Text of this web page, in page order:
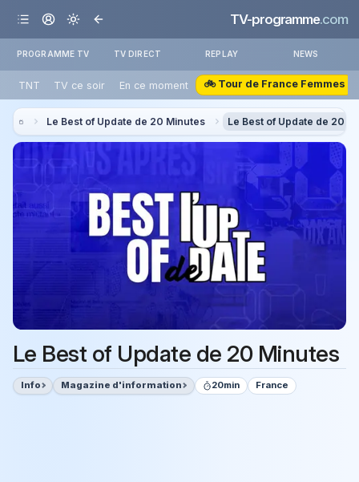
TV-programme.com
PROGRAMME TV TV DIRECT REPLAY NEWS
TNT TV ce soir En ce moment 🚲 Tour de France Femmes
Le Best of Update de 20 Minutes Le Best of Update de 20
Le Best of Update de 20 Minutes
Info Magazine d'information 20min France